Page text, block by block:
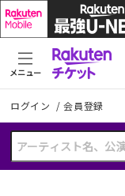
ログイン /会員登録
メニュー